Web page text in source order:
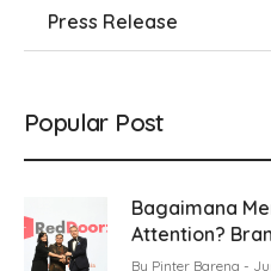
Press Release
Popular Post
Bagaimana
Attention?
By Pinter Bareng